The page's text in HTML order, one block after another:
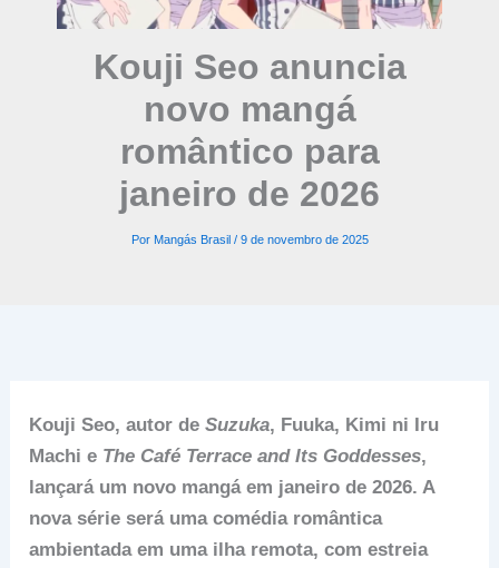
Kouji Seo anuncia
novo mangá
romântico para
janeiro de 2026
Por Mangás Brasil / 9 de novembro de 2025
Kouji Seo, autor deSuzuka, Fuuka, Kimi ni Iru
Machi e The Café Terrace and Its Goddesses,
lançará um novo mangá em janeiro de 2026. A
nova série será uma comédia romântica
ambientada em uma ilha remota, com estreia